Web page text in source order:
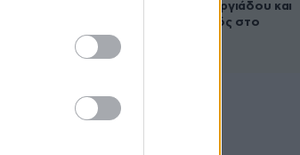
Μαρίας Γεωργιάδου και
ο εγκλεισμός στο